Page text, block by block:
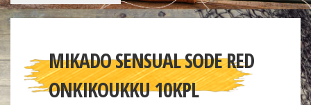
MIKADO SENSUAL SODE RED
ONKIKOUKKU 10KPL